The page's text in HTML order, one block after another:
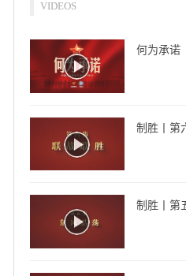
VIDEOS
何为承诺
制胜丨第
制胜丨第